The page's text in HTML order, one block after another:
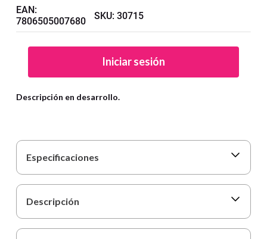
EAN:
7806505007680
SKU:30715
Iniciar sesión
Descripción en desarrollo.
Especificaciones
Descripción
9. cartulina
10. lapiz